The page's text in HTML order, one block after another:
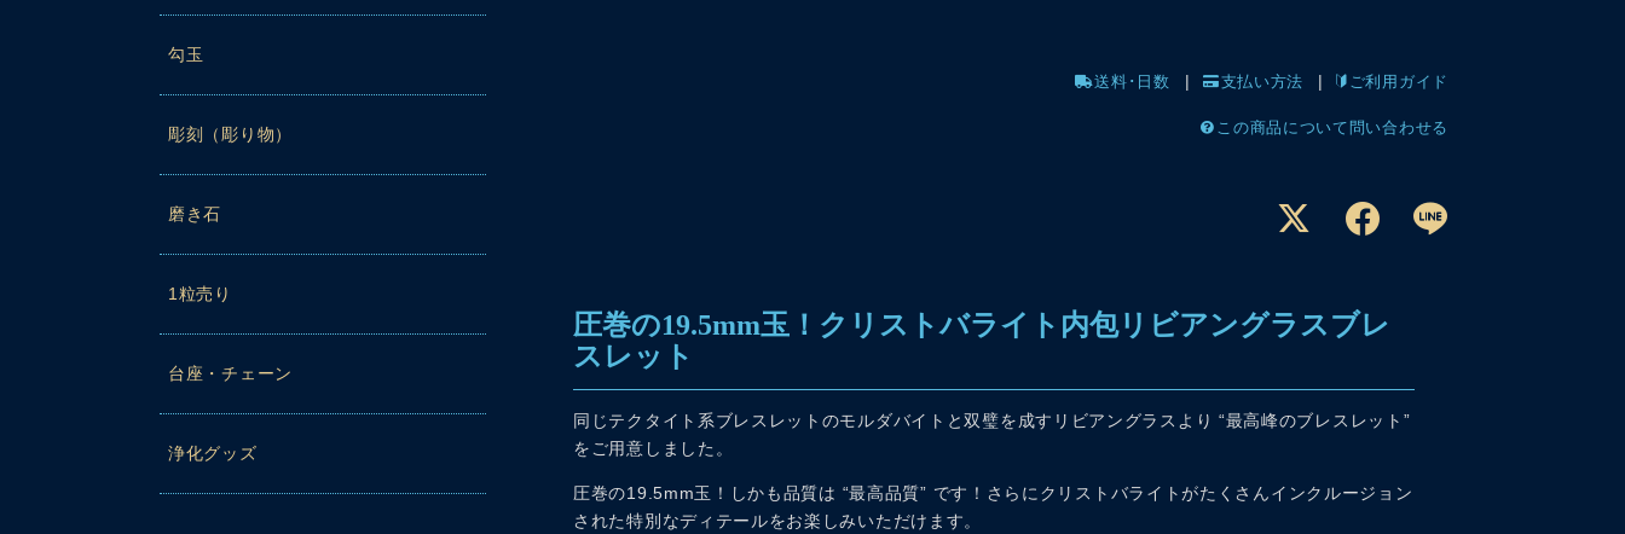
勾玉
彫刻（彫り物）
磨き石
1粒売り
台座・チェーン
浄化グッズ
送料･日数 支払い方法 ご利用ガイド
この商品について問い合わせる
圧巻の19.5mm玉！クリストバライト内包リビアングラスブレ
スレット
同じテクタイト系ブレスレットのモルダバイトと双璧を成すリビアングラスより “最高峰のブレスレット”
をご用意しました。
圧巻の19.5mm玉！しかも品質は “最高品質” です！さらにクリストバライトがたくさんインクルージョン
された特別なディテールをお楽しみいただけます。